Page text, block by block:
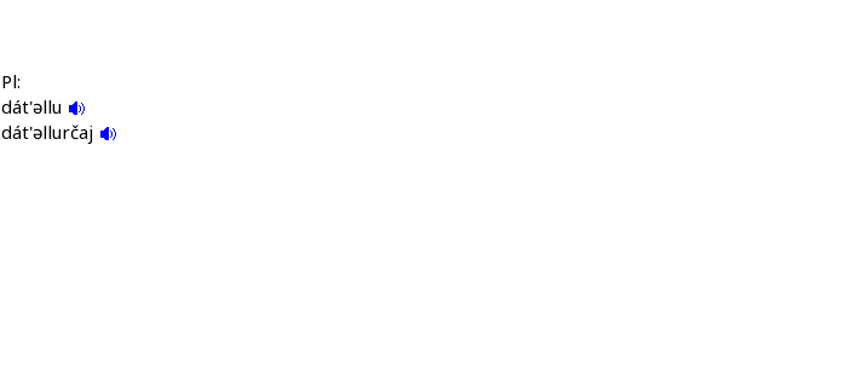
Pl:
dát'əllu
dát'əllurčaj